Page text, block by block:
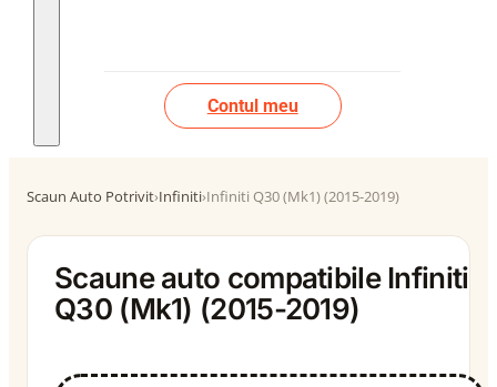
Contul meu
Scaun Auto Potrivit›Infiniti›Infiniti Q30 (Mk1) (2015-2019)
Scaune auto compatibile Infiniti
Q30 (Mk1) (2015-2019)